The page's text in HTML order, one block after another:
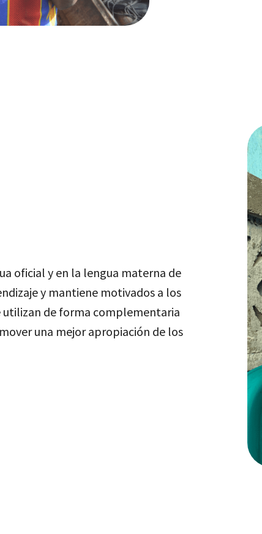
oficial y en la lengua materna de
y mantiene motivados a los
utilizan de forma complementaria
una mejor apropiación de los